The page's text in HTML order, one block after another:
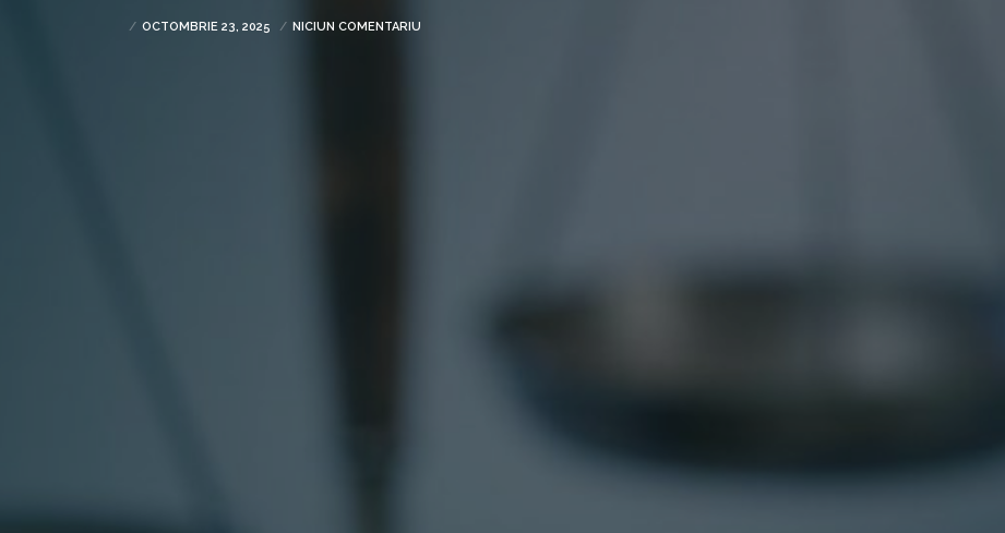
OCTOMBRIE 23, 2025 NICIUN COMENTARIU